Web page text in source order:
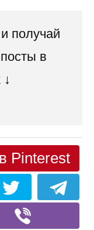
получай
в
Pinterest